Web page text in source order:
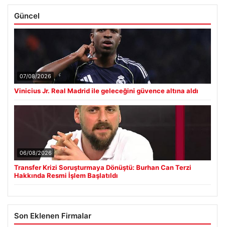
Güncel
07/08/2026
Vinicius Jr. Real Madrid ile geleceğini güvence altına aldı
06/08/2026
Transfer Krizi Soruşturmaya Dönüştü: Burhan Can Terzi
Hakkında Resmi İşlem Başlatıldı
Son Eklenen Firmalar